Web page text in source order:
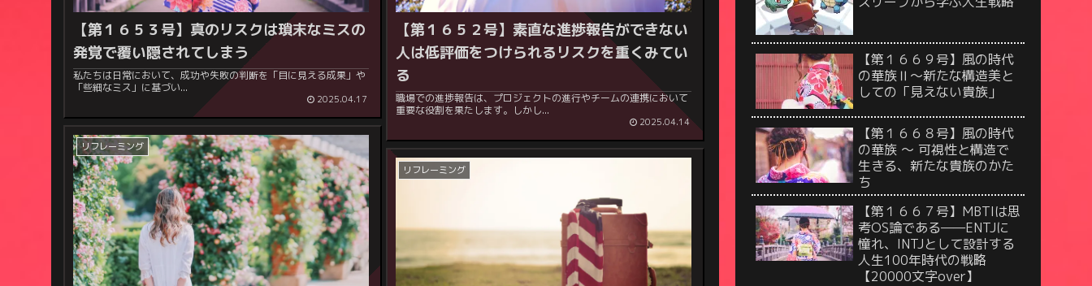
【第１６５３号】 真のリスクは瑣末なミスの
発覚で覆い隠されてしまう
私たちは日常において、成功や失敗の判断を「目に見える成果」や
「些細なミス」に基づい...
2025.04.17
【第１６５２号】 素直な進捗報告ができない
人は低評価をつけられるリスクを重くみてい
る
職場での進捗報告は、プロジェクトの進行やチームの連携において
重要な役割を果たします。しかし...
2025.04.14
リフレーミング
リフレーミング
【第１６６９号】風の時代
の華族Ⅱ〜新たな構造美と
しての「見えない貴族」
【第１６６８号】風の時代
の華族 〜 可視性と構造で
生きる、新たな貴族のかた
ち
【第１６６７号】MBTIは思
考OS論である——ENTJに
憧れ、INTJとして設計する
人生100年時代の戦略
【20000文字over】